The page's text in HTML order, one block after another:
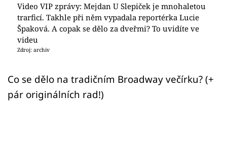
Přihlášení
Video VIP zprávy: Mejdan U Slepiček je mnohaletou
trarficí. Takhle při něm vypadala reportérka Lucie
Špaková. A copak se dělo za dveřmi? To uvidíte ve
videu
Zdroj: archiv
Co se dělo na tradičním Broadway večírku? (+
pár originálních rad!)